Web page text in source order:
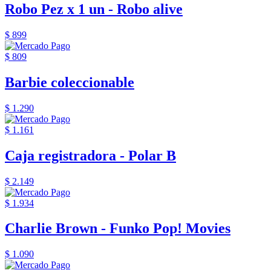
Robo Pez x 1 un - Robo alive
$ 899
$ 809
Barbie coleccionable
$ 1.290
$ 1.161
Caja registradora - Polar B
$ 2.149
$ 1.934
Charlie Brown - Funko Pop! Movies
$ 1.090